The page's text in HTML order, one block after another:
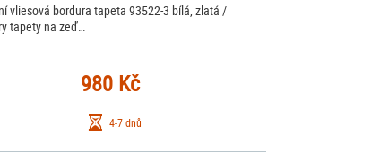
vliesová bordura tapeta 93522-3 bílá, zlatá /
tapety na zeď…
980 Kč
4-7 dnů